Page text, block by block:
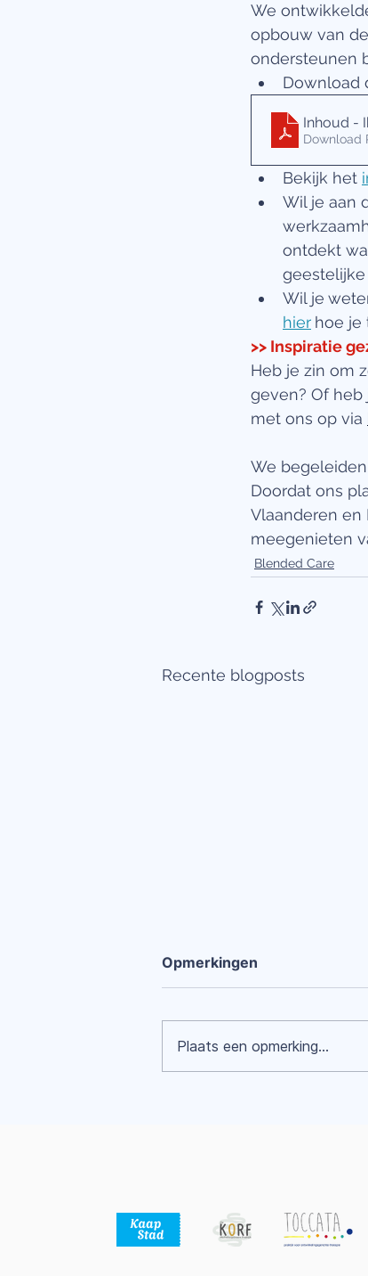
We
opbouw van
ondersteunen
Download
Inhoud -
Download
Bekijk het
Wil je aan
ontdekt
Wil je
hier hoe je
>> Inspiratie
Heb je zin om
geven? Of
met ons op via
We
Doordat ons
Vlaanderen en
meegenieten
Blended Care
Recente blogposts
Opmerkingen
Plaats een opmerking...